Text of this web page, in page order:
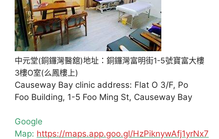
中元堂(銅鑼灣醫舘)地址：銅鑼灣富明街1-5號寶富大樓
3樓O室(么鳳樓上)
Causeway Bay clinic address: Flat O 3/F, Po
Foo Building, 1-5 Foo Ming St, Causeway Bay
Google
Map: https://maps.app.goo.gl/HzPiknywAfj1yrNx7